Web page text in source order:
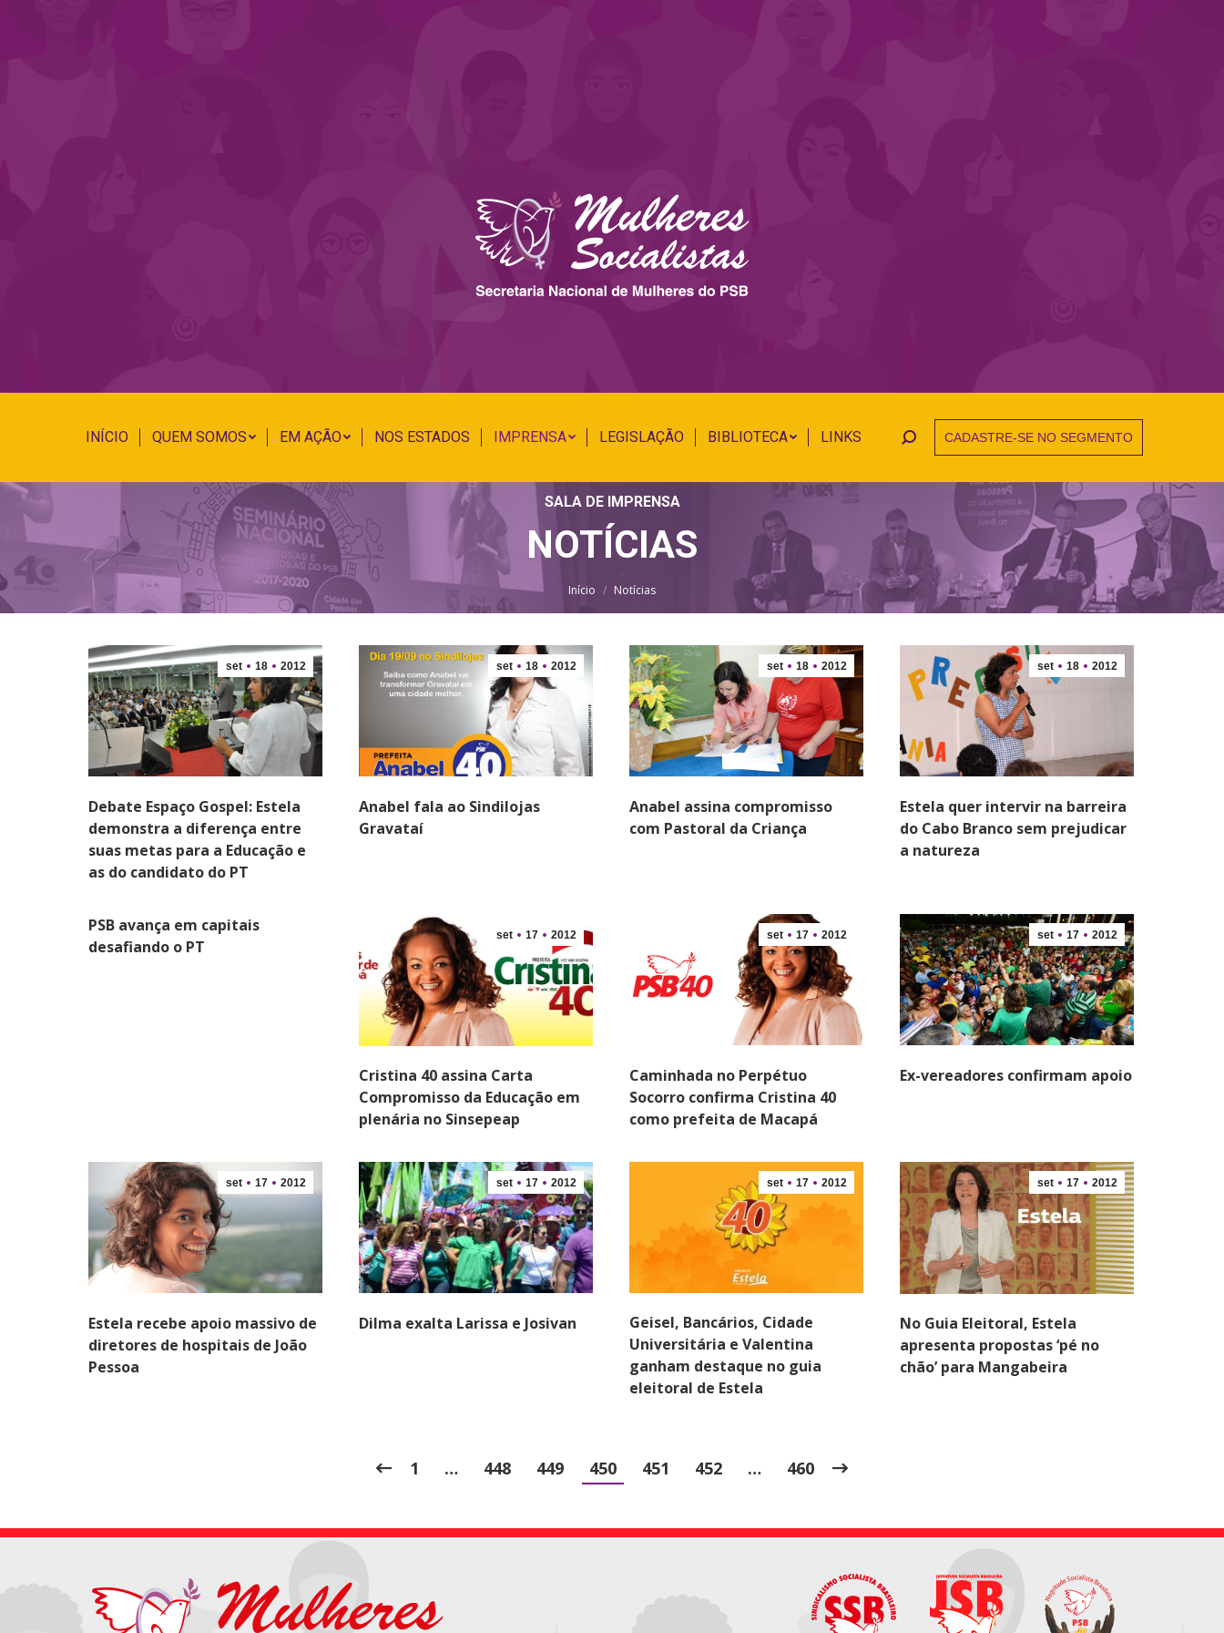
INÍCIO QUEM SOMOS EM AÇÃO NOS ESTADOS IMPRENSA LEGISLAÇÃO BIBLIOTECA LINKS Search:CADASTRE-SE NO SEGMENTO
SALA DE IMPRENSA
NOTÍCIAS
Você está aqui:
Início Notícias
set 18 2012
Debate Espaço Gospel: Estela
demonstra a diferença entre
suas metas para a Educação e
as do candidato do PT
set 18 2012
Anabel fala ao Sindilojas
Gravataí
set 18 2012
Anabel assina compromisso
com Pastoral da Criança
set 18 2012
Estela quer intervir na barreira
do Cabo Branco sem prejudicar
a natureza
PSB avança em capitais
desafiando o PT
set 17 2012
Cristina 40 assina Carta
Compromisso da Educação em
plenária no Sinsepeap
set 17 2012
Caminhada no Perpétuo
Socorro confirma Cristina 40
como prefeita de Macapá
set 17 2012
Ex-vereadores confirmam apoio
set 17 2012
Estela recebe apoio massivo de
diretores de hospitais de João
Pessoa
set 17 2012
Dilma exalta Larissa e Josivan
set 17 2012
Geisel, Bancários, Cidade
Universitária e Valentina
ganham destaque no guia
eleitoral de Estela
set 17 2012
No Guia Eleitoral, Estela
apresenta propostas ‘pé no
chão’ para Mangabeira
1 … 448 449 450 451 452 … 460